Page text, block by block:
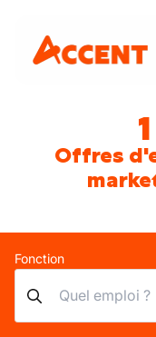
Offres
Fonction